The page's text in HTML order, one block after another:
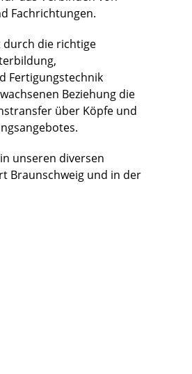
Fachrichtungen.
die richtige
Fertigungstechnik
Beziehung die
über Köpfe und
unseren diversen
Braunschweig und in der